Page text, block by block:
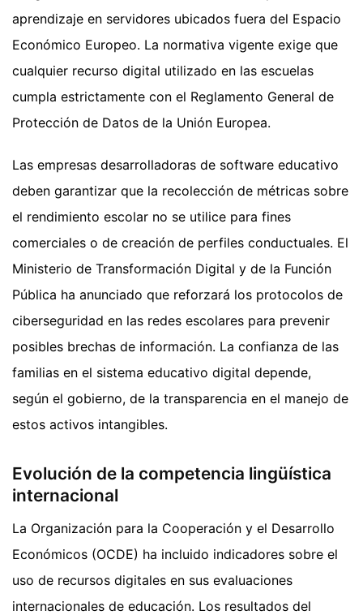
aprendizaje en servidores ubicados fuera del Espacio
Económico Europeo. La normativa vigente exige que
cualquier recurso digital utilizado en las escuelas
cumpla estrictamente con el Reglamento General de
Protección de Datos de la Unión Europea.
Las empresas desarrolladoras de software educativo
deben garantizar que la recolección de métricas sobre
el rendimiento escolar no se utilice para fines
comerciales o de creación de perfiles conductuales. El
Ministerio de Transformación Digital y de la Función
Pública ha anunciado que reforzará los protocolos de
ciberseguridad en las redes escolares para prevenir
posibles brechas de información. La confianza de las
familias en el sistema educativo digital depende,
según el gobierno, de la transparencia en el manejo de
estos activos intangibles.
Evolución de la competencia lingüística
internacional
La Organización para la Cooperación y el Desarrollo
Económicos (OCDE) ha incluido indicadores sobre el
uso de recursos digitales en sus evaluaciones
internacionales de educación. Los resultados del